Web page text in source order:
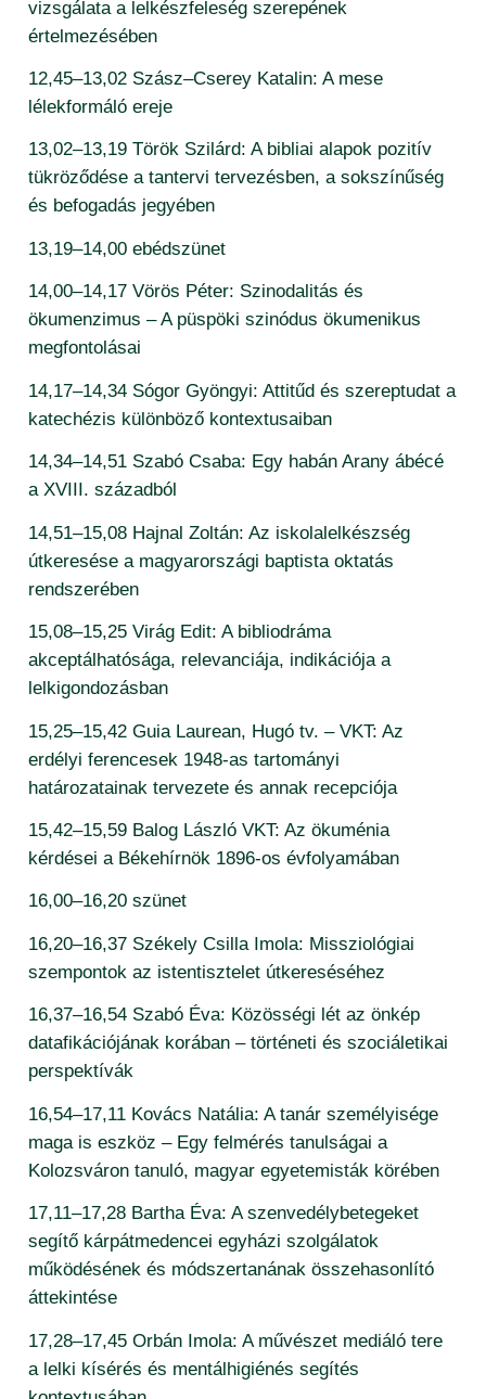
vizsgálata a lelkészfeleség szerepének
értelmezésében
12,45–13,02 Szász–Cserey Katalin: A mese
lélekformáló ereje
13,02–13,19 Török Szilárd: A bibliai alapok pozitív
tükröződése a tantervi tervezésben, a sokszínűség
és befogadás jegyében
13,19–14,00 ebédszünet
14,00–14,17 Vörös Péter: Szinodalitás és
ökumenzimus – A püspöki szinódus ökumenikus
megfontolásai
14,17–14,34 Sógor Gyöngyi: Attitűd és szereptudat a
katechézis különböző kontextusaiban
14,34–14,51 Szabó Csaba: Egy habán Arany ábécé
a XVIII. századból
14,51–15,08 Hajnal Zoltán: Az iskolalelkészség
útkeresése a magyarországi baptista oktatás
rendszerében
15,08–15,25 Virág Edit: A bibliodráma
akceptálhatósága, relevanciája, indikációja a
lelkigondozásban
15,25–15,42 Guia Laurean, Hugó tv. – VKT: Az
erdélyi ferencesek 1948-as tartományi
határozatainak tervezete és annak recepciója
15,42–15,59 Balog László VKT: Az ökuménia
kérdései a Békehírnök 1896-os évfolyamában
16,00–16,20 szünet
16,20–16,37 Székely Csilla Imola: Missziológiai
szempontok az istentisztelet útkereséséhez
16,37–16,54 Szabó Éva: Közösségi lét az önkép
datafikációjának korában – történeti és szociáletikai
perspektívák
16,54–17,11 Kovács Natália: A tanár személyisége
maga is eszköz – Egy felmérés tanulságai a
Kolozsváron tanuló, magyar egyetemisták körében
17,11–17,28 Bartha Éva: A szenvedélybetegeket
segítő kárpátmedencei egyházi szolgálatok
működésének és módszertanának összehasonlító
áttekintése
17,28–17,45 Orbán Imola: A művészet mediáló tere
a lelki kísérés és mentálhigiénés segítés